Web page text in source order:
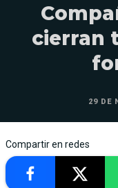
cierran
29 DE
Compartir en redes